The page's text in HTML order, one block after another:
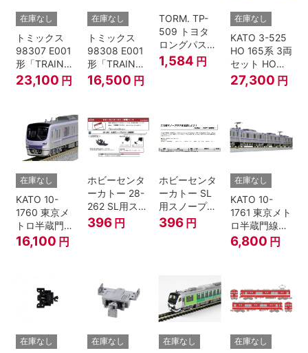
在庫なし
トミックス
98307 E001
形「TRAIN
SUITE四季
島」基本セッ
23,100 円
在庫なし
トミックス
98308 E001
形「TRAIN
SUITE四季
島」増結セッ
模型
16,500 円
TORM. TP-
509 トヨタ
ロングパスエ
クスプレス
U55A-39500
1,584 円
在庫なし
KATO 3-525
HO 165系 3両
セット HOゲ
ージ
27,300 円
在庫なし
KATO 10-
1760 東京メ
トロ半蔵門線
18000系 基本
6両セット N
16,100 円
ホビーセンタ
ーカトー 28-
262 SL用スノ
ープロウ1 前
面用 Nゲージ
396 円
ホビーセンタ
ーカトー SL
用スノープロ
ウ① 前面用
396 円
在庫なし
KATO 10-
1761 東京メト
ロ半蔵門線
18000系 増結
4両セット N
6,800 円
在庫なし 在庫なし 在庫なし 在庫なし